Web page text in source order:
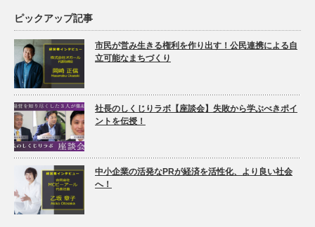
ピックアップ記事
市民が営み生きる権利を作り出す！公民連携による自
立可能なまちづくり
社長のしくじりラボ【座談会】失敗から学ぶべきポイ
ントを伝授！
中小企業の活発なPRが経済を活性化、より良い社会
へ！